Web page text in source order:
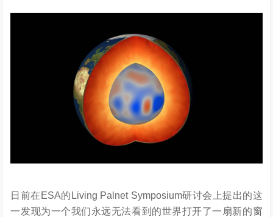
日前在ESA的Living Palnet Symposium研讨会上提出的这
一发现为一个我们永远无法看到的世界打开了一扇新的窗